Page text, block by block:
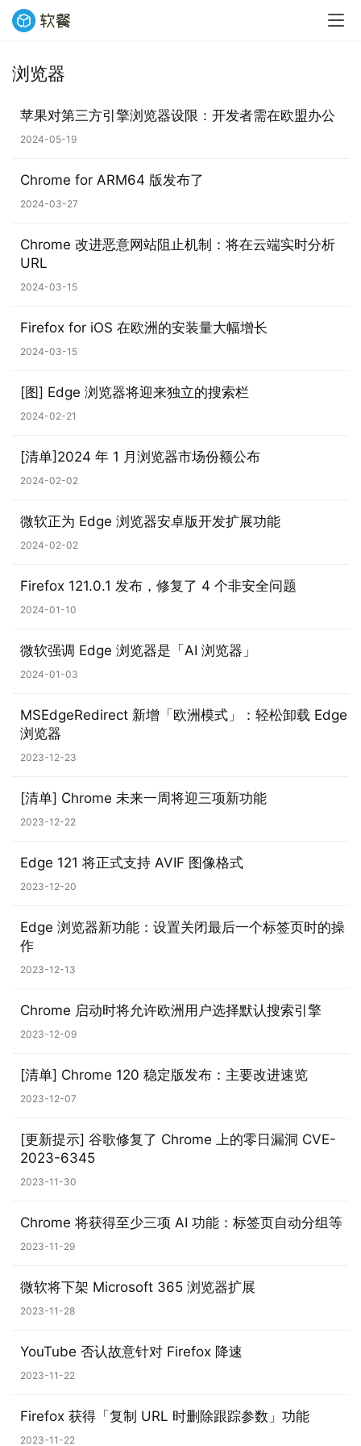
1
1
W
n
0
C
软
安
卓
苹
果
关
于
浏览器
苹果对第三方引擎浏览器设限：开发者需在欧盟办公
2024-05-19
Chrome for ARM64 版发布了
2024-03-27
Chrome 改进恶意网站阻止机制：将在云端实时分析
URL
2024-03-15
Firefox for iOS 在欧洲的安装量大幅增长
2024-03-15
[图] Edge 浏览器将迎来独立的搜索栏
2024-02-21
[清单]2024 年 1 月浏览器市场份额公布
2024-02-02
微软正为 Edge 浏览器安卓版开发扩展功能
2024-02-02
Firefox 121.0.1 发布，修复了 4 个非安全问题
2024-01-10
微软强调 Edge 浏览器是「AI 浏览器」
2024-01-03
MSEdgeRedirect 新增「欧洲模式」：轻松卸载 Edge
浏览器
2023-12-23
[清单] Chrome 未来一周将迎三项新功能
2023-12-22
Edge 121 将正式支持 AVIF 图像格式
2023-12-20
Edge 浏览器新功能：设置关闭最后一个标签页时的操
作
2023-12-13
Chrome 启动时将允许欧洲用户选择默认搜索引擎
2023-12-09
[清单] Chrome 120 稳定版发布：主要改进速览
2023-12-07
[更新提示] 谷歌修复了 Chrome 上的零日漏洞 CVE-
2023-6345
2023-11-30
Chrome 将获得至少三项 AI 功能：标签页自动分组等
2023-11-29
微软将下架 Microsoft 365 浏览器扩展
2023-11-28
YouTube 否认故意针对 Firefox 降速
2023-11-22
Firefox 获得「复制 URL 时删除跟踪参数」功能
2023-11-22